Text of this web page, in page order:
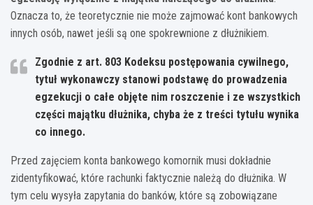
Oznacza to, że teoretycznie nie może zajmować kont bankowych
innych osób, nawet jeśli są one spokrewnione z dłużnikiem.
Zgodnie z art. 803 Kodeksu postępowania cywilnego,
tytuł wykonawczy stanowi podstawę do prowadzenia
egzekucji o całe objęte nim roszczenie i ze wszystkich
części majątku dłużnika, chyba że z treści tytułu wynika
co innego.
Przed zajęciem konta bankowego komornik musi dokładnie
zidentyfikować, które rachunki faktycznie należą do dłużnika. W
tym celu wysyła zapytania do banków, które są zobowiązane